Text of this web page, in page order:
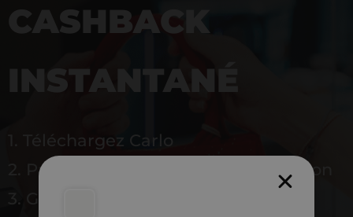
CASHBACK
INSTANTANÉ
1. Téléchargez Carlo
2. Payez en magasin avec l’application
3. Gagnez instantanément 5 % à